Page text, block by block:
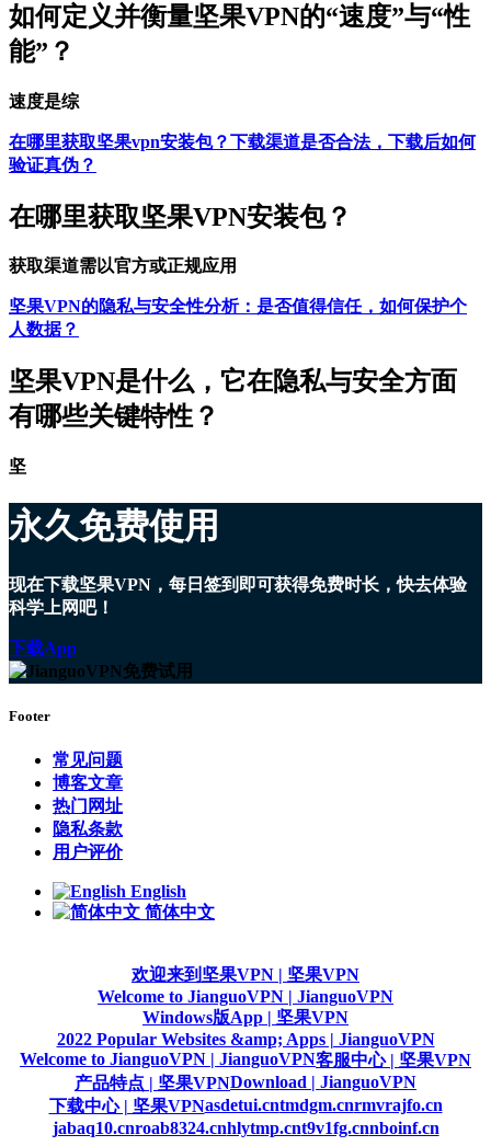
如何定义并衡量坚果VPN的“速度”与“性
能”？
速度是综
在哪里获取坚果vpn安装包？下载渠道是否合法，下载后如何
验证真伪？
在哪里获取坚果VPN安装包？
获取渠道需以官方或正规应用
坚果VPN的隐私与安全性分析：是否值得信任，如何保护个
人数据？
坚果VPN是什么，它在隐私与安全方面
有哪些关键特性？
坚
永久免费使用
现在下载坚果VPN，每日签到即可获得免费时长，快去体验
科学上网吧！
下载App
Footer
常见问题
博客文章
热门网址
隐私条款
用户评价
English
简体中文
欢迎来到坚果VPN | 坚果VPN
Welcome to JianguoVPN | JianguoVPN
Windows版App | 坚果VPN
2022 Popular Websites &amp; Apps | JianguoVPN
Welcome to JianguoVPN | JianguoVPN客服中心 | 坚果VPN
产品特点 | 坚果VPNDownload | JianguoVPN
下载中心 | 坚果VPNasdetui.cntmdgm.cnrmvrajfo.cn
jabaq10.cnroab8324.cnhlytmp.cnt9v1fg.cnnboinf.cn